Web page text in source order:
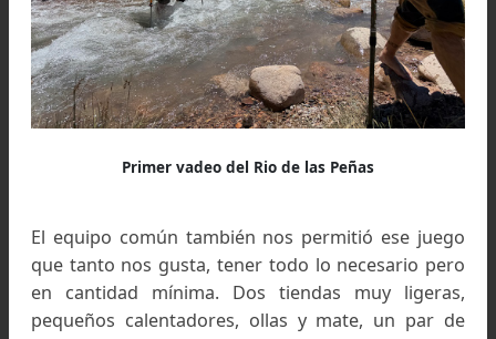
primero y 4.850 metros de altura el
estarían libres de nieves penitentes. Las
de agua no estarían tan embravecidas y
temperatura mas bien causaría problemas
Si bien conocíamos solo la parte final del
estábamos seguros de poder desplazarnos
otros problemas que el vadeo de los ríos.
De la alimentación se encargó Federico que
especial esmero logró que para los 10 días